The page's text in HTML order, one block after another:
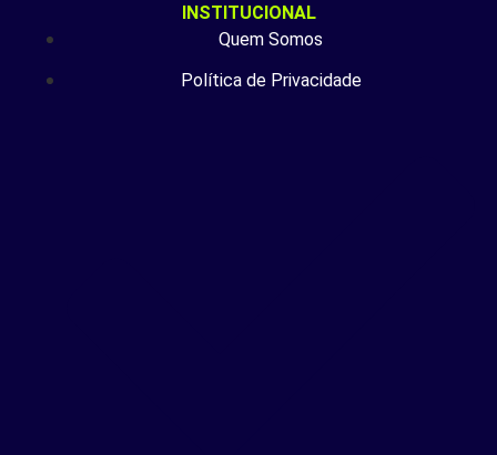
INSTITUCIONAL
Quem Somos
Política de Privacidade